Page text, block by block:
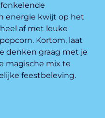
energie kwijt op het
af met leuke
Kortom, laat
denken graag met je
magische mix te
feestbeleving.